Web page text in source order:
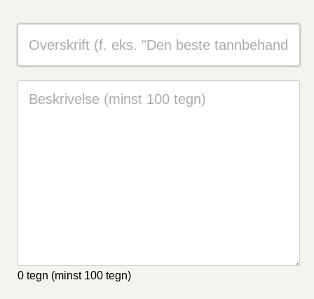
0 tegn (minst 100 tegn)